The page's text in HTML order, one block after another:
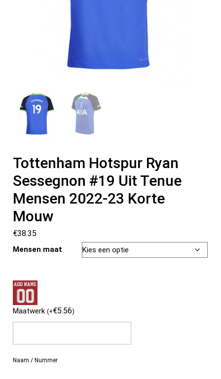
Tottenham Hotspur Ryan
Sessegnon #19 Uit Tenue
Mensen 2022-23 Korte
Mouw
€38.35
Mensen maat
Maatwerk(+€5.56)
Naam / Nummer